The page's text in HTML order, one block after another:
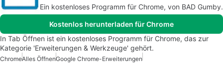
Ein kostenloses Programm für Chrome, von BAD Gumby.
Kostenlos herunterladen für Chrome
In Tab Öffnen ist ein kostenloses Programm für Chrome, das zur
Kategorie 'Erweiterungen & Werkzeuge' gehört.
ChromeAlles ÖffnenGoogle Chrome-Erweiterungen